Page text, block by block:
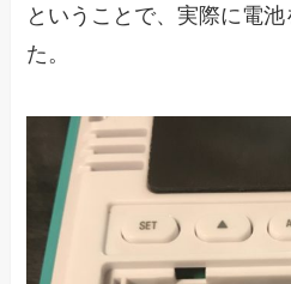
ということで、実際に電
た。